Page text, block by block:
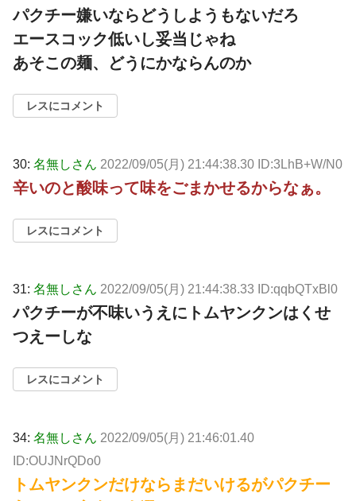
パクチー嫌いならどうしようもないだろ
エースコック低いし妥当じゃね
あそこの麺、どうにかならんのか
レスにコメント
30: 名無しさん 2022/09/05(月) 21:44:38.30 ID:3LhB+W/N0
辛いのと酸味って味をごまかせるからなぁ。
レスにコメント
31: 名無しさん 2022/09/05(月) 21:44:38.33 ID:qqbQTxBl0
パクチーが不味いうえにトムヤンクンはくせ
つえーしな
レスにコメント
34: 名無しさん 2022/09/05(月) 21:46:01.40
ID:OUJNrQDo0
トムヤンクンだけならまだいけるがパクチー